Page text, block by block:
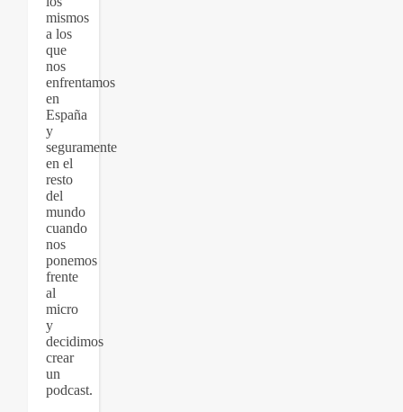
mismos
a los
que
nos
enfrentamos
en
España
y
seguramente
en el
resto
del
mundo
cuando
nos
ponemos
frente
al
micro
y
decidimos
crear
un
podcast.